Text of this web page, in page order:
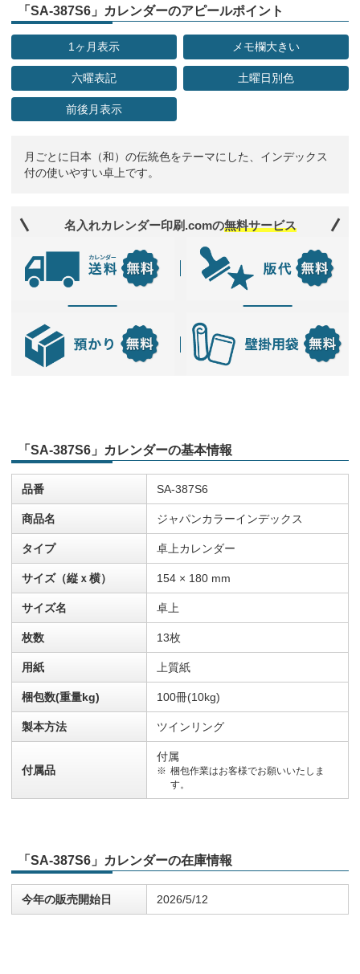
「SA-387S6」カレンダーのアピールポイント
1ヶ月表示 メモ欄大きい
六曜表記 土曜日別色
前後月表示
月ごとに日本（和）の伝統色をテーマにした、インデックス
付の使いやすい卓上です。
名入れカレンダー印刷.comの無料サービス
「SA-387S6」カレンダーの基本情報
品番 SA-387S6
商品名 ジャパンカラーインデックス
タイプ 卓上カレンダー
サイズ（縦ｘ横） 154 × 180 mm
サイズ名 卓上
枚数 13枚
用紙 上質紙
梱包数(重量kg) 100冊(10kg)
製本方法 ツインリング
付属品
付属
梱包作業はお客様でお願いいたしま
す。
「SA-387S6」カレンダーの在庫情報
今年の販売開始日 2026/5/12